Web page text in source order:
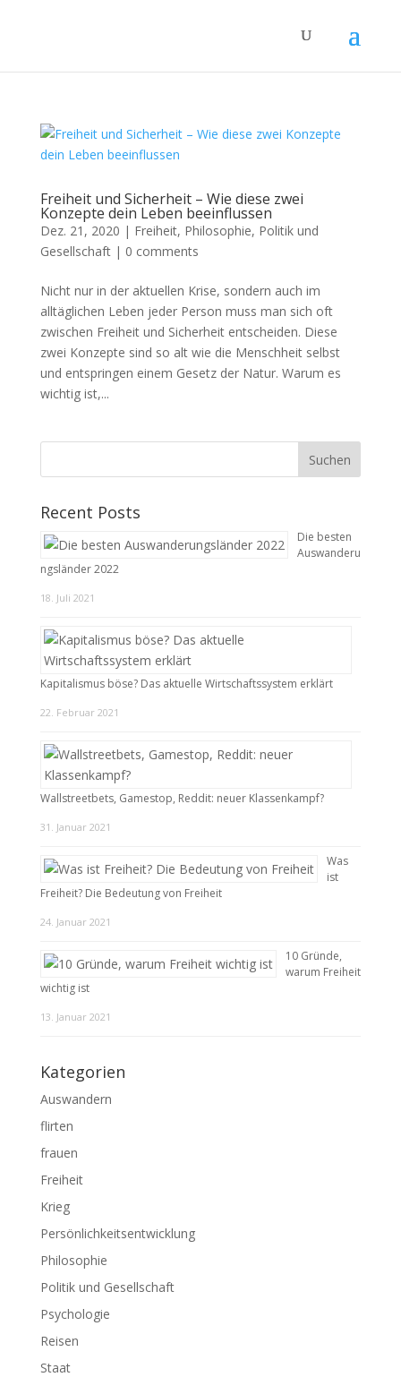
Freiheit und Sicherheit – Wie diese zwei
Konzepte dein Leben beeinflussen
Dez. 21, 2020 | Freiheit, Philosophie, Politik und
Gesellschaft| 0 comments
Nicht nur in der aktuellen Krise, sondern auch im
alltäglichen Leben jeder Person muss man sich oft
zwischen Freiheit und Sicherheit entscheiden. Diese
zwei Konzepte sind so alt wie die Menschheit selbst
und entspringen einem Gesetz der Natur. Warum es
wichtig ist,...
Recent Posts
Die besten
Auswanderu
ngsländer 2022
18. Juli 2021
Kapitalismus böse? Das aktuelle Wirtschaftssystem erklärt
22. Februar 2021
Wallstreetbets, Gamestop, Reddit: neuer Klassenkampf?
31. Januar 2021
Was
ist
Freiheit? Die Bedeutung von Freiheit
24. Januar 2021
10 Gründe,
warum Freiheit
wichtig ist
13. Januar 2021
Kategorien
Auswandern
flirten
frauen
Freiheit
Krieg
Persönlichkeitsentwicklung
Philosophie
Politik und Gesellschaft
Psychologie
Reisen
Staat